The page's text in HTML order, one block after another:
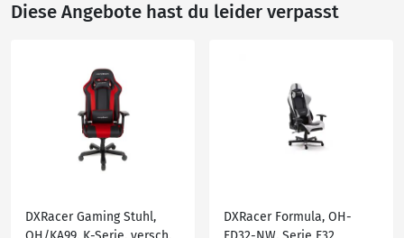
Diese Angebote hast du leider verpasst
DXRacer Gaming Stuhl,
DXRacer Formula, OH-